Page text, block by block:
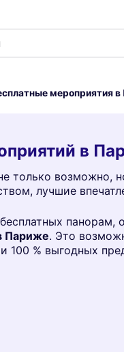
мероприятия
в
только возможно,
лучшие
панорам,
Париже. Это
100 % выгодных